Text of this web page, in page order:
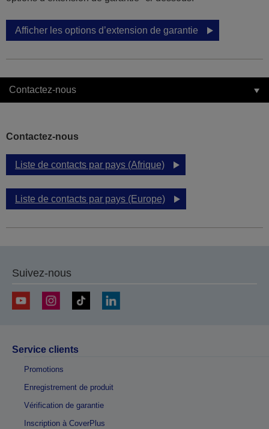
Afficher les options d’extension de garantie
Contactez-nous
Contactez-nous
Liste de contacts par pays (Afrique)
Liste de contacts par pays (Europe)
Suivez-nous
Service clients
Promotions
Enregistrement de produit
Vérification de garantie
Inscription à CoverPlus